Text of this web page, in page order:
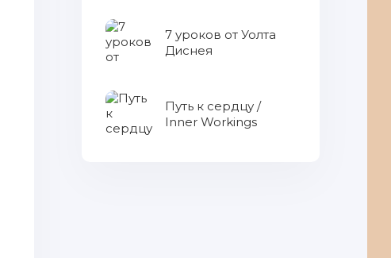
7 уроков от Уолта
Диснея
Путь к сердцу /
Inner Workings